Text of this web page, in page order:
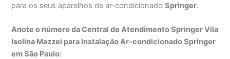
para os seus aparelhos de ar-condicionadoSpringer.
Anote o número da Central de Atendimento Springer Vila
Isolina Mazzei para Instalação Ar-condicionado Springer
em São Paulo: